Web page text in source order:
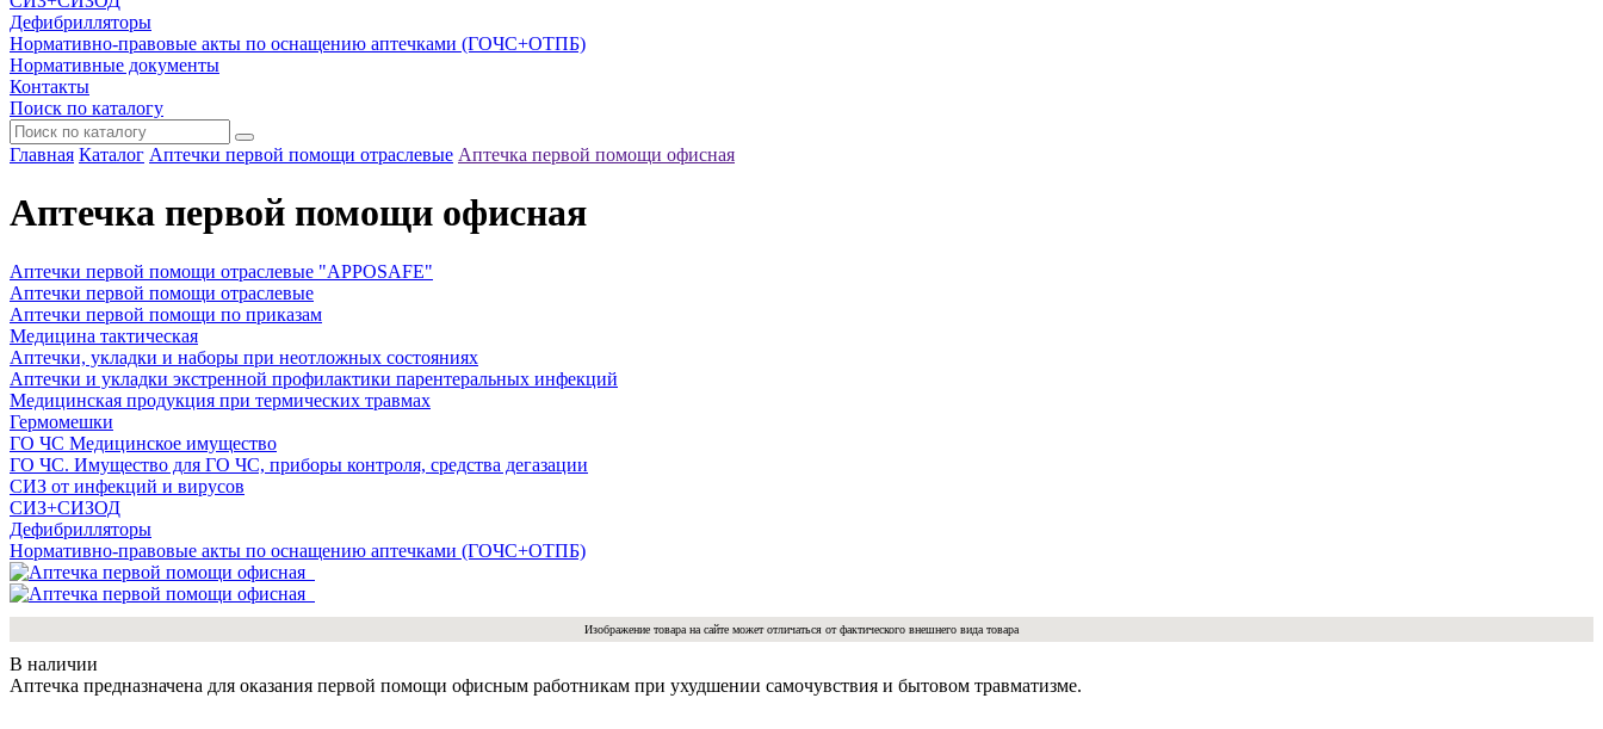
Дефибрилляторы
Нормативно-правовые акты по оснащению аптечками (ГОЧС+ОТПБ)
Нормативные документы
Контакты
Поиск по каталогу
Главная Каталог Аптечки первой помощи отраслевые Аптечка первой помощи офисная
Аптечка первой помощи офисная
Аптечки первой помощи отраслевые "APPOSAFE"
Аптечки первой помощи отраслевые
Аптечки первой помощи по приказам
Медицина тактическая
Аптечки, укладки и наборы при неотложных состояниях
Аптечки и укладки экстренной профилактики парентеральных инфекций
Медицинская продукция при термических травмах
Гермомешки
ГО ЧС Медицинское имущество
ГО ЧС. Имущество для ГО ЧС, приборы контроля, средства дегазации
СИЗ от инфекций и вирусов
СИЗ+СИЗОД
Дефибрилляторы
Нормативно-правовые акты по оснащению аптечками (ГОЧС+ОТПБ)
Изображение товара на сайте может отличаться от фактического внешнего вида товара
В наличии
Аптечка предназначена для оказания первой помощи офисным работникам при ухудшении самочувствия и бытовом травматизме.